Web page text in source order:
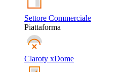
Settore Commerciale
Piattaforma
Claroty xDome